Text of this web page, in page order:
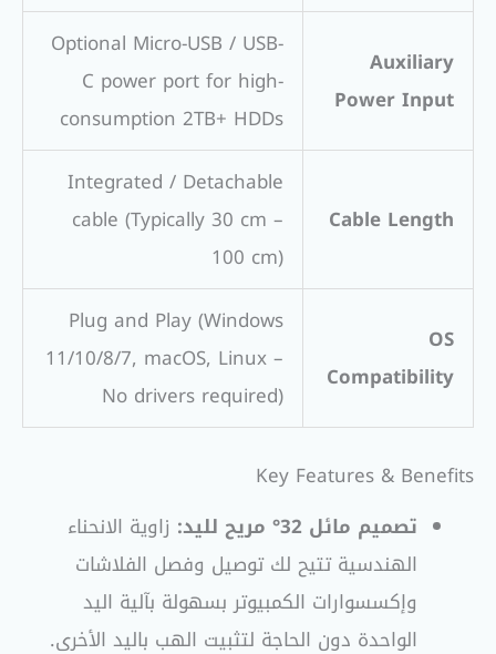
Auxiliary
Power Input
Optional Micro-USB / USB-
C power port for high-
consumption 2TB+ HDDs
Cable Length
Integrated / Detachable
cable (Typically 30 cm –
100 cm)
OS
Compatibility
Plug and Play (Windows
11/10/8/7, macOS, Linux –
No drivers required)
Key Features & Benefits
تصميم مائل 32° مريح لليد:
زاوية الانحناء
الهندسية تتيح لك توصيل وفصل الفلاشات
وإكسسوارات الكمبيوتر بسهولة بآلية اليد
الواحدة دون الحاجة لتثبيت الهب باليد الأخرى.